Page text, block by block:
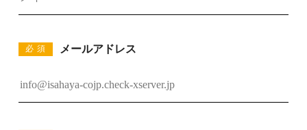
必須 メールアドレス